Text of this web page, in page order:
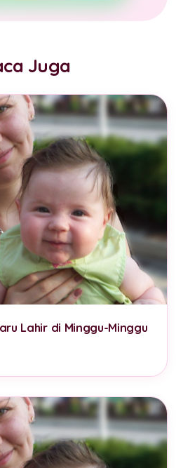
Juga
Lahir di Minggu-Minggu